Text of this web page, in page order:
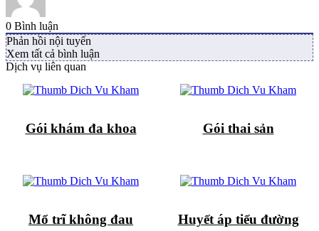
0 Bình luận
Phản hồi nội tuyến
Xem tất cả bình luận
Dịch vụ liên quan
Gói khám đa khoa Gói thai sản
Mổ trĩ không đau Huyết áp tiểu đường